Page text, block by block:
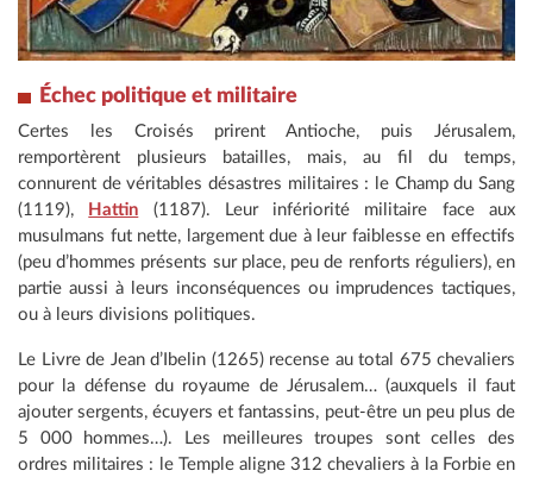
Échec politique et militaire
Certes les Croisés prirent Antioche, puis Jérusalem,
remportèrent plusieurs batailles, mais, au fil du temps,
connurent de véritables désastres militaires : le Champ du Sang
(1119),
Hattin (1187). Leur infériorité militaire face aux
musulmans fut nette, largement due à leur faiblesse en effectifs
(peu d’hommes présents sur place, peu de renforts réguliers), en
partie aussi à leurs inconséquences ou imprudences tactiques,
ou à leurs divisions politiques.
Le Livre de Jean d’Ibelin (1265) recense au total 675 chevaliers
pour la défense du royaume de Jérusalem… (auxquels il faut
ajouter sergents, écuyers et fantassins, peut-être un peu plus de
5 000 hommes…). Les meilleures troupes sont celles des
ordres militaires : le Temple aligne 312 chevaliers à la Forbie en